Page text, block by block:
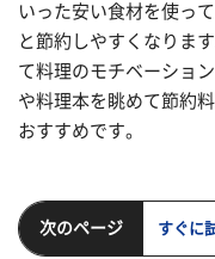
いった安い食材を使っ
と節約しやすくなりま
て料理のモチベーショ
や料理本を眺めて節約
おすすめです。
次のページ すぐに